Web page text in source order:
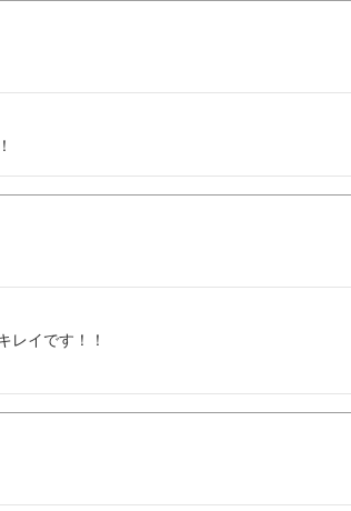
レイです！！